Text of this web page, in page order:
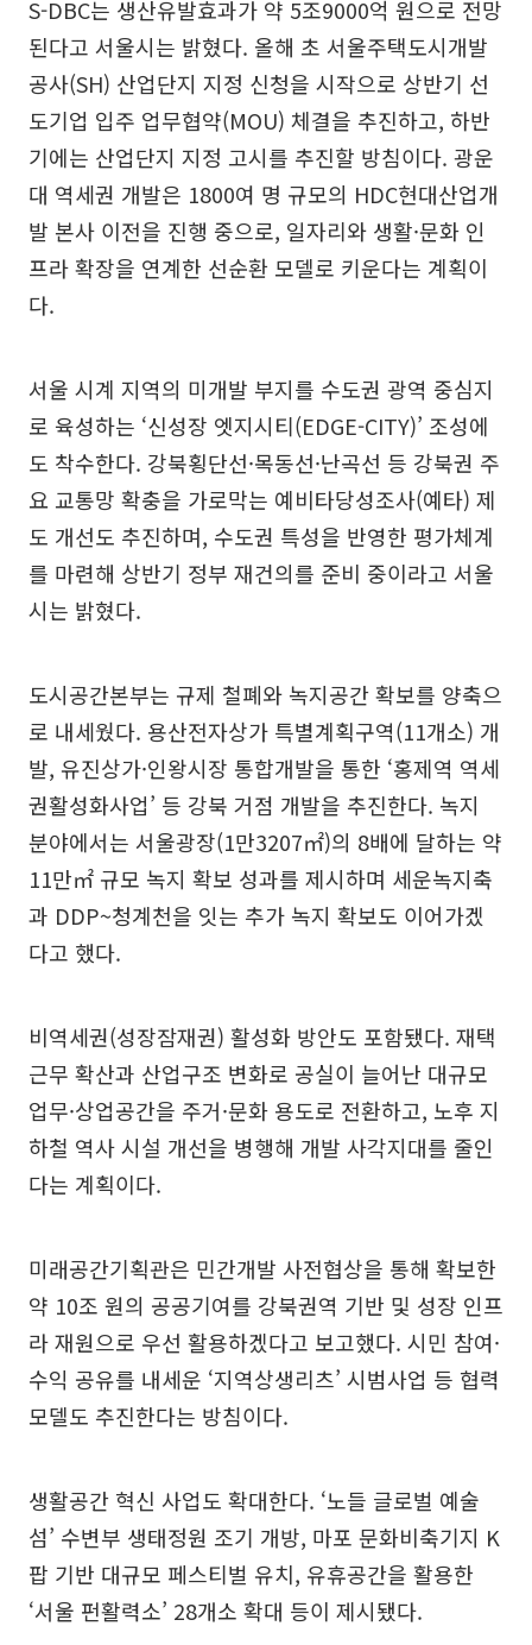
S-DBC는 생산유발효과가 약 5조9000억 원으로 전망
된다고 서울시는 밝혔다. 올해 초 서울주택도시개발
공사(SH) 산업단지 지정 신청을 시작으로 상반기 선
도기업 입주 업무협약(MOU) 체결을 추진하고, 하반
기에는 산업단지 지정 고시를 추진할 방침이다. 광운
대 역세권 개발은 1800여 명 규모의 HDC현대산업개
발 본사 이전을 진행 중으로, 일자리와 생활·문화 인
프라 확장을 연계한 선순환 모델로 키운다는 계획이
다.
서울 시계 지역의 미개발 부지를 수도권 광역 중심지
로 육성하는 ‘신성장 엣지시티(EDGE-CITY)’ 조성에
도 착수한다. 강북횡단선·목동선·난곡선 등 강북권 주
요 교통망 확충을 가로막는 예비타당성조사(예타) 제
도 개선도 추진하며, 수도권 특성을 반영한 평가체계
를 마련해 상반기 정부 재건의를 준비 중이라고 서울
시는 밝혔다.
도시공간본부는 규제 철폐와 녹지공간 확보를 양축으
로 내세웠다. 용산전자상가 특별계획구역(11개소) 개
발, 유진상가·인왕시장 통합개발을 통한 ‘홍제역 역세
권활성화사업’ 등 강북 거점 개발을 추진한다. 녹지
분야에서는 서울광장(1만3207㎡)의 8배에 달하는 약
11만㎡ 규모 녹지 확보 성과를 제시하며 세운녹지축
과 DDP~청계천을 잇는 추가 녹지 확보도 이어가겠
다고 했다.
비역세권(성장잠재권) 활성화 방안도 포함됐다. 재택
근무 확산과 산업구조 변화로 공실이 늘어난 대규모
업무·상업공간을 주거·문화 용도로 전환하고, 노후 지
하철 역사 시설 개선을 병행해 개발 사각지대를 줄인
다는 계획이다.
미래공간기획관은 민간개발 사전협상을 통해 확보한
약 10조 원의 공공기여를 강북권역 기반 및 성장 인프
라 재원으로 우선 활용하겠다고 보고했다. 시민 참여·
수익 공유를 내세운 ‘지역상생리츠’ 시범사업 등 협력
모델도 추진한다는 방침이다.
생활공간 혁신 사업도 확대한다. ‘노들 글로벌 예술
섬’ 수변부 생태정원 조기 개방, 마포 문화비축기지 K
팝 기반 대규모 페스티벌 유치, 유휴공간을 활용한
‘서울 펀활력소’ 28개소 확대 등이 제시됐다.